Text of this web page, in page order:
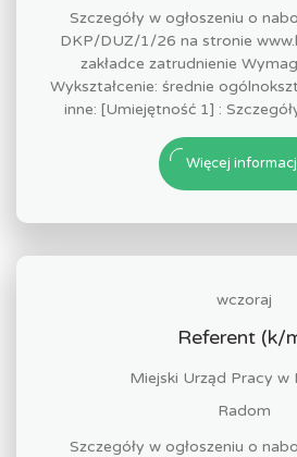
Szczegóły w ogłoszeniu o
DKP/DUZ/1/26 na stronie
zakładce zatrudnienie
Wykształcenie: średnie
inne: [Umiejętność 1] :
Więcej
wczoraj
Referent (k/
Miejski Urząd Pracy w
Radom
Szczegóły w ogłoszeniu o